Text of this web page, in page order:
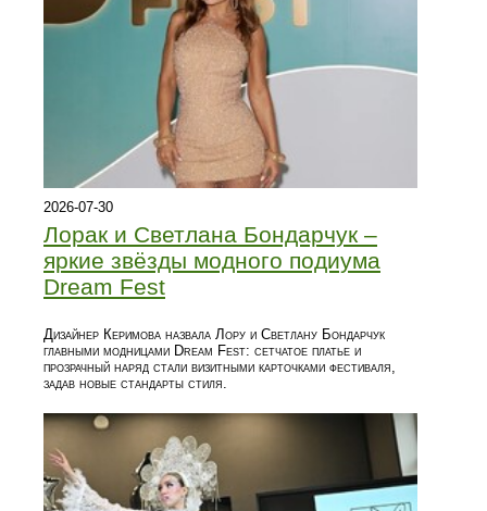
2026-07-30
Лорак и Светлана Бондарчук –
яркие звёзды модного подиума
Dream Fest
Дизайнер Керимова назвала Лору и Светлану Бондарчук
главными модницами Dream Fest: сетчатое платье и
прозрачный наряд стали визитными карточками фестиваля,
задав новые стандарты стиля.